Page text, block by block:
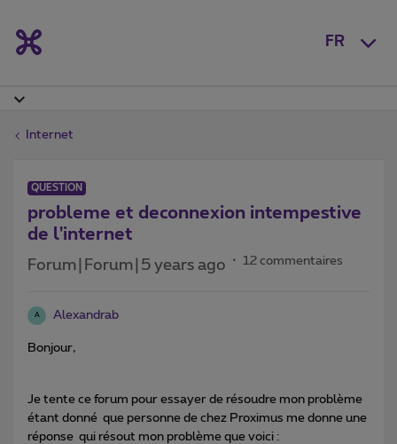
FR
Internet
QUESTION
probleme et deconnexion intempestive
de l'internet
Forum|Forum|5 years ago 12 commentaires
A Alexandrab
Bonjour,
Je tente ce forum pour essayer de résoudre mon problème
étant donné que personne de chez Proximus me donne une
réponse qui résout mon problème que voici :